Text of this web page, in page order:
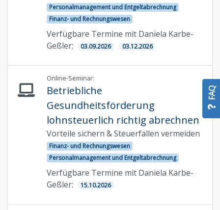
Personalmanagement und Entgeltabrechnung
Finanz- und Rechnungswesen
Verfügbare Termine mit Daniela Karbe-
Geßler:
03.09.2026 03.12.2026
Online-Seminar:
Betriebliche
Gesundheitsförderung
lohnsteuerlich richtig abrechnen
Vorteile sichern & Steuerfallen vermeiden
Finanz- und Rechnungswesen
Personalmanagement und Entgeltabrechnung
Verfügbare Termine mit Daniela Karbe-
Geßler:
15.10.2026
FAQ